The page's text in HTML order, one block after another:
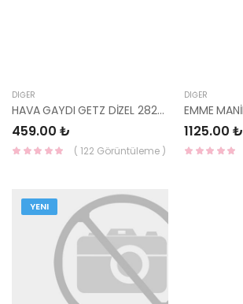
DIĞER
HAVA GAYDI GETZ DİZEL 28272-27700-HCC
459.00 ₺
( 122 Görüntüleme )
DIĞER
1125.00 ₺
YENI